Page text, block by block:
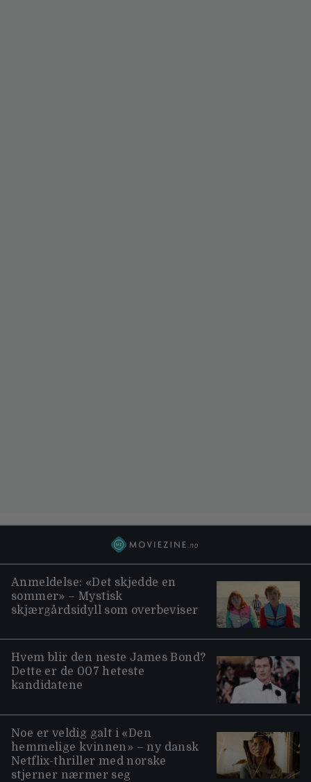
Anmeldelse: «Det skjedde en
sommer» – Mystisk
skjærgårdsidyll som overbeviser
Hvem blir den neste James Bond?
Dette er de 007 heteste
kandidatene
Noe er veldig galt i «Den
hemmelige kvinnen» – ny dansk
Netflix-thriller med norske
stjerner nærmer seg